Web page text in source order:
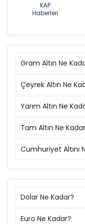
KAP
Haberleri
Gram Altın Ne
Çeyrek Altın Ne
Yarım Altın Ne
Tam Altın Ne
Cumhuriyet Altını
Dolar Ne Kadar?
Euro Ne Kadar?